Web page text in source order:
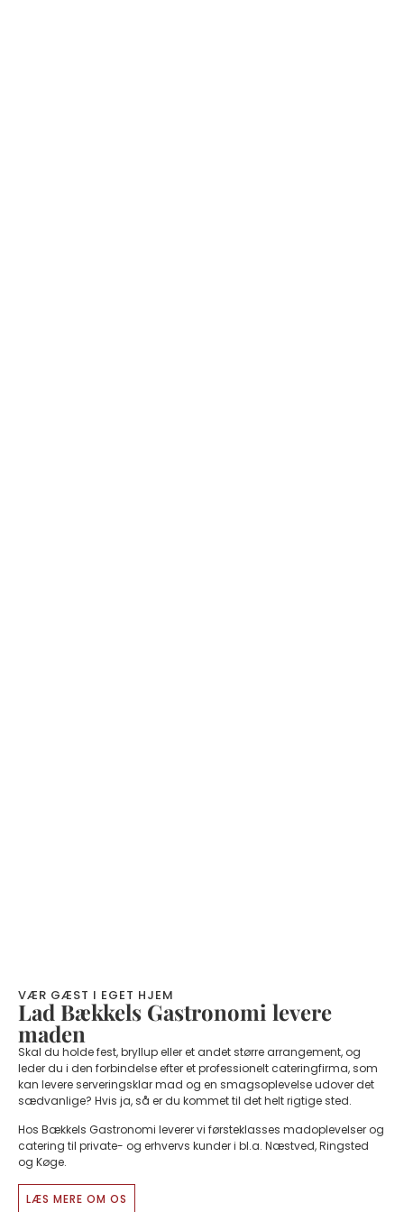
VÆR GÆST I EGET HJEM
Lad Bækkels Gastronomi levere
maden
Skal du holde fest, bryllup eller et andet større arrangement, og
leder du i den forbindelse efter et professionelt cateringfirma, som
kan levere serveringsklar mad og en smagsoplevelse udover det
sædvanlige? Hvis ja, så er du kommet til det helt rigtige sted.
Hos Bækkels Gastronomi leverer vi førsteklasses madoplevelser og
catering til private- og erhvervs kunder i bl.a. Næstved, Ringsted
og Køge.
LÆS MERE OM OS